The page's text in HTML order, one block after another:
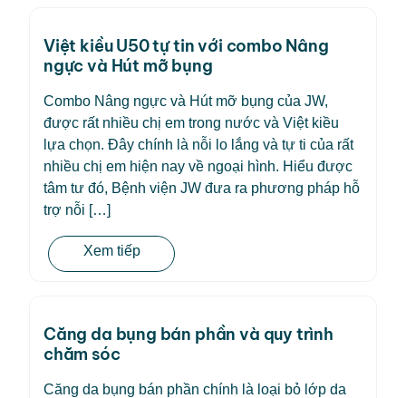
Việt kiều U50 tự tin với combo Nâng
ngực và Hút mỡ bụng
Combo Nâng ngực và Hút mỡ bụng của JW,
được rất nhiều chị em trong nước và Việt kiều
lựa chọn. Đây chính là nỗi lo lắng và tự ti của rất
nhiều chị em hiện nay về ngoại hình. Hiểu được
tâm tư đó, Bệnh viện JW đưa ra phương pháp hỗ
trợ nỗi […]
Xem tiếp
Căng da bụng bán phần và quy trình
chăm sóc
Căng da bụng bán phần chính là loại bỏ lớp da